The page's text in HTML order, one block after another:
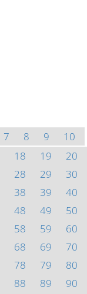
7 8 9
10
18 19
20
28 29
30
38 39
40
48 49
50
58 59
60
68 69
70
78 79
80
88 89
90